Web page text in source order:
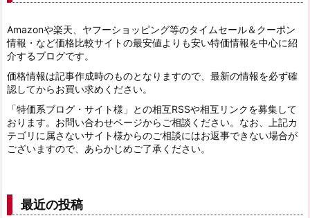
Amazonや楽天、ヤフーショッピング等のタイムセール＆クーポン
情報・など価格比較サイトの最安値よりも安い特価情報を中心に紹
介するブログです。
価格情報は記事作成時のものとなりますので、最新の情報を必ず確
認してからお買い求めください。
「特価系ブログ・サイト様」との相互RSSや相互リンクを募集して
おります。お問い合わせページからご相談ください。なお、上記カ
テゴリに属さないサイト様からのご相談にはお返事できない場合が
ございますので、あらかじめご了承ください。
最近の投稿